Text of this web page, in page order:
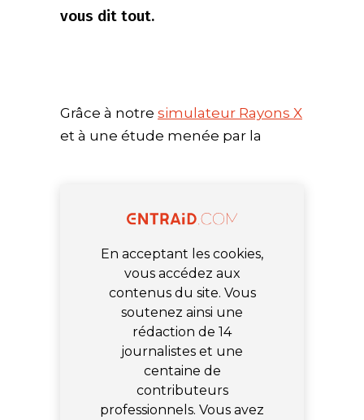
vous dit tout.
Grâce à notre simulateur Rayons X
et à une étude menée par la
En acceptant les cookies,
vous accédez aux
contenus du site. Vous
soutenez ainsi une
rédaction de 14
journalistes et une
centaine de
contributeurs
professionnels. Vous avez